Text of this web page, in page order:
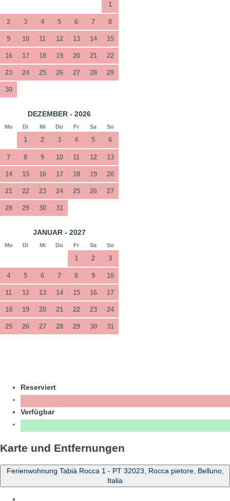
1
2 3 4 5 6 7 8
9 10 11 12 13 14 15
16 17 18 19 20 21 22
23 24 25 26 27 28 29
30
DEZEMBER - 2026
Mo Di Mi Do Fr Sa So
1 2 3 4 5 6
7 8 9 10 11 12 13
14 15 16 17 18 19 20
21 22 23 24 25 26 27
28 29 30 31
JANUAR - 2027
Mo Di Mi Do Fr Sa So
1 2 3
4 5 6 7 8 9 10
11 12 13 14 15 16 17
18 19 20 21 22 23 24
25 26 27 28 29 30 31
Reserviert
Verfügbar
Karte und Entfernungen
Ferienwohnung Tabià Rocca 1 - PT 32023, Rocca pietore, Belluno,
Italia